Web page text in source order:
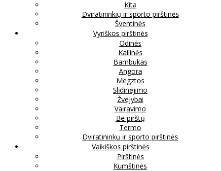
Kita
Dviratininkių ir sporto pirštinės
Šventinės
Vyriškos pirštinės
Odinės
Kailinės
Bambukas
Angora
Megztos
Slidinėjimo
Žvejybai
Vairavimo
Be pirštų
Termo
Dviratininkų ir sporto pirštinės
Vaikiškos pirštinės
Pirštinės
Kumštinės